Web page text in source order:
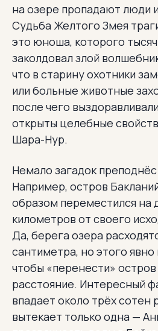
на озере пропадают люди
Судьба Желтого Змея
это юноша, которого
заколдовал злой
что в старину охотники
или больные животные
после чего
открыты целебные
Шара-Нур.
Немало загадок
Например, остров
образом переместился на
километров от своего
Да, берега озера
сантиметра, но этого
чтобы «перенести» остров
расстояние. Интересный
впадает около трёх сотен
вытекает только одна —